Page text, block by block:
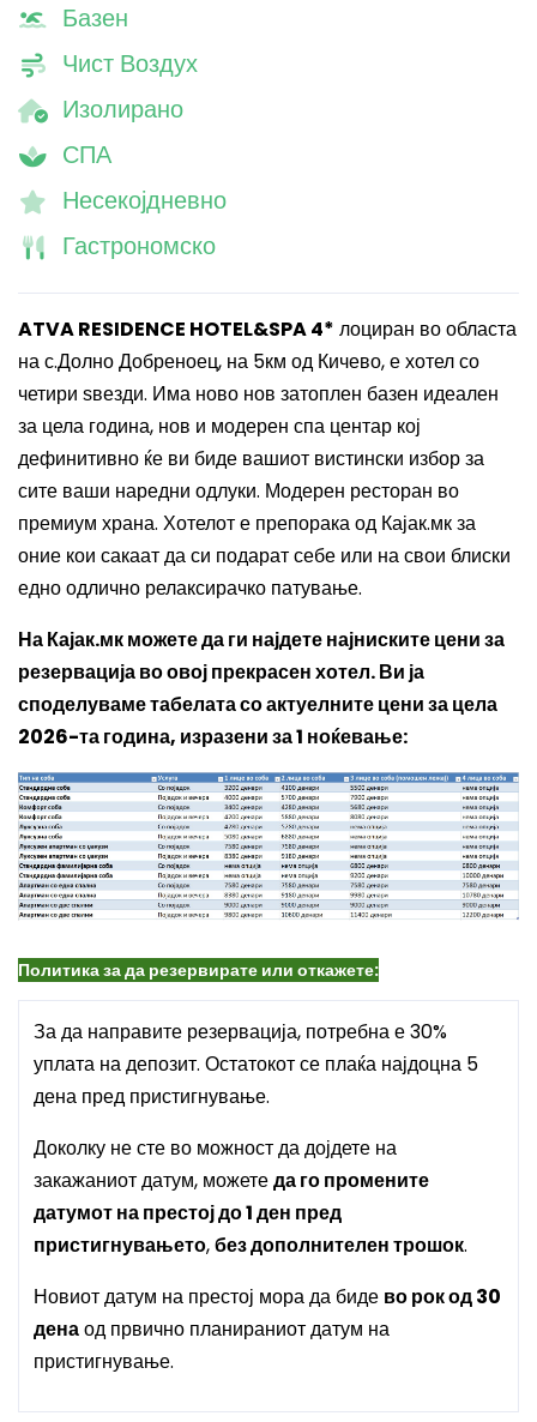
Базен
Чист Воздух
Изолирано
СПА
Несекојдневно
Гастрономско
ATVA RESIDENCE HOTEL&SPA 4* лоциран во областа
на с.Долно Добреноец, на 5км од Кичево, е хотел со
четири ѕвезди. Има ново нов затоплен базен идеален
за цела година, нов и модерен спа центар кој
дефинитивно ќе ви биде вашиот вистински избор за
сите ваши наредни одлуки. Модерен ресторан во
премиум храна. Хотелот е препорака од Кајак.мк за
оние кои сакаат да си подарат себе или на свои блиски
едно одлично релаксирачко патување.
На Кајак.мк можете да ги најдете најниските цени за
резервација во овој прекрасен хотел. Ви ја
споделуваме табелата со актуелните цени за цела
2026-та година, изразени за 1 ноќевање:
Политика за да резервирате или откажете:
За да направите резервација, потребна е 30%
уплата на депозит. Остатокот се плаќа најдоцна 5
дена пред пристигнување.
Доколку не сте во можност да дојдете на
закажаниот датум, можетеда го промените
датумот на престој до 1 ден пред
пристигнувањето,без дополнителен трошок.
Новиот датум на престој мора да биде во рок од 30
денаод првично планираниот датум на
пристигнување.